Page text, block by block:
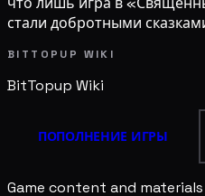
стали добротными
BITTOPUP WIKI
BitTopup Wiki
ПОПОЛНЕНИЕ ИГРЫ
Game content and